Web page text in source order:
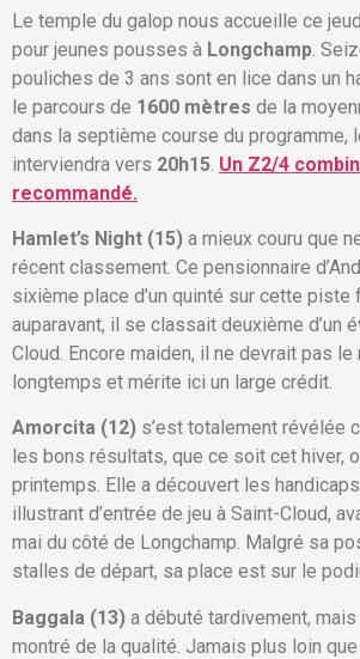
Le temple du galop nous accueille ce
pour jeunes pousses à Longchamp .
pouliches de 3 ans sont en lice dans un
le parcours de 1600 mètres de la
dans la septième course du programme,
interviendra vers 20h15 Un Z2/4
recommandé.
Hamlet’s Night (15) a mieux couru que
récent classement. Ce pensionnaire
sixième place d’un quinté sur cette piste
auparavant, il se classait deuxième d’un
Cloud. Encore maiden, il ne devrait pas
longtemps et mérite ici un large crédit.
Amorcita (12) s’est totalement révélée
les bons résultats, que ce soit cet hiver,
printemps. Elle a découvert les
illustrant d’entrée de jeu à Saint-Cloud,
mai du côté de Longchamp. Malgré sa
stalles de départ, sa place est sur le
Baggala (13) a débuté tardivement,
montré de la qualité. Jamais plus loin